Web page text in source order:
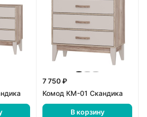
7 750 ₽
Комод КМ-01 Скандика
В корзину